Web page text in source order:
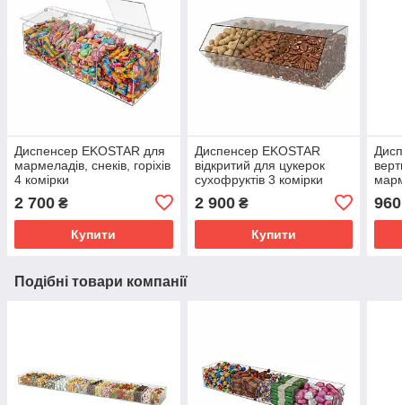
Диспенсер EKOSTAR для
мармеладів, снеків, горіхів
4 комірки
2 700 ₴
Купити
Диспенсер EKOSTAR
відкритий для цукерок
сухофруктів 3 комірки
2 900₴
Купити
960
Подібні товари компанії